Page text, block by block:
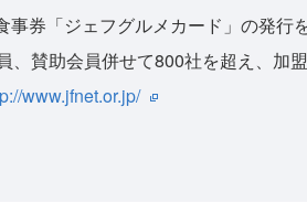
事券「ジェフグルメカード」の発行
、賛助会員併せて800社を超え、加
www.jfnet.or.jp/